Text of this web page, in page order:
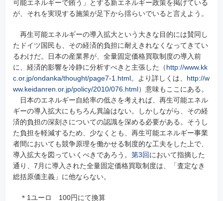
可能エネルギーで賄う」とする新エネルギー政策を掲げている
が、それを実現する施策が足下から揺らいでいると言えよう。
再生可能エネルギーの導入拡大という大きな目的には賛同し
たドイツ国民も、その経済的負担に耐えきれなくなってきてい
るわけだ。日本の産業界が、全量固定価格買取制度の導入前
に、経済的影響を冷静に分析すべきと主張した（http://www.kk
c.or.jp/ondanka/thought/page7-1.html。より詳しくは、 http://w
ww.keidanren.or.jp/policy/2010/076.html）意味もここにある。
日本のエネルギー自給率の低さを考えれば、再生可能エネル
ギーの導入拡大にもちろん異論はない。しかしながら、その経
済的負担の深刻さについての認識を深める必要がある。そうし
た負担を軽減するため、少なくとも、再生可能エネルギー事業
者間においても競争原理を働かせる制度的な工夫をした上で、
導入拡大を図っていくべきであろう。 第3回において指摘した
通り、7月に導入された全量固定価格買取制度は、「査定なき
総括原価主義」に他ならない。
＊1ユーロ 100円にて換算